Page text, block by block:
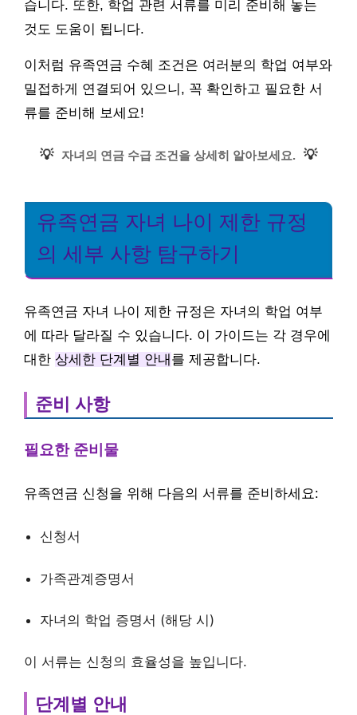
습니다. 또한, 학업 관련 서류를 미리 준비해 놓는
것도 도움이 됩니다.
이처럼 유족연금 수혜 조건은 여러분의 학업 여부와
밀접하게 연결되어 있으니, 꼭 확인하고 필요한 서
류를 준비해 보세요!
💡 자녀의 연금 수급 조건을 상세히 알아보세요. 💡
유족연금 자녀 나이 제한 규정
의 세부 사항 탐구하기
유족연금 자녀 나이 제한 규정은 자녀의 학업 여부
에 따라 달라질 수 있습니다. 이 가이드는 각 경우에
대한 상세한 단계별 안내를 제공합니다.
준비 사항
필요한 준비물
유족연금 신청을 위해 다음의 서류를 준비하세요:
신청서
가족관계증명서
자녀의 학업 증명서 (해당 시)
이 서류는 신청의 효율성을 높입니다.
단계별 안내